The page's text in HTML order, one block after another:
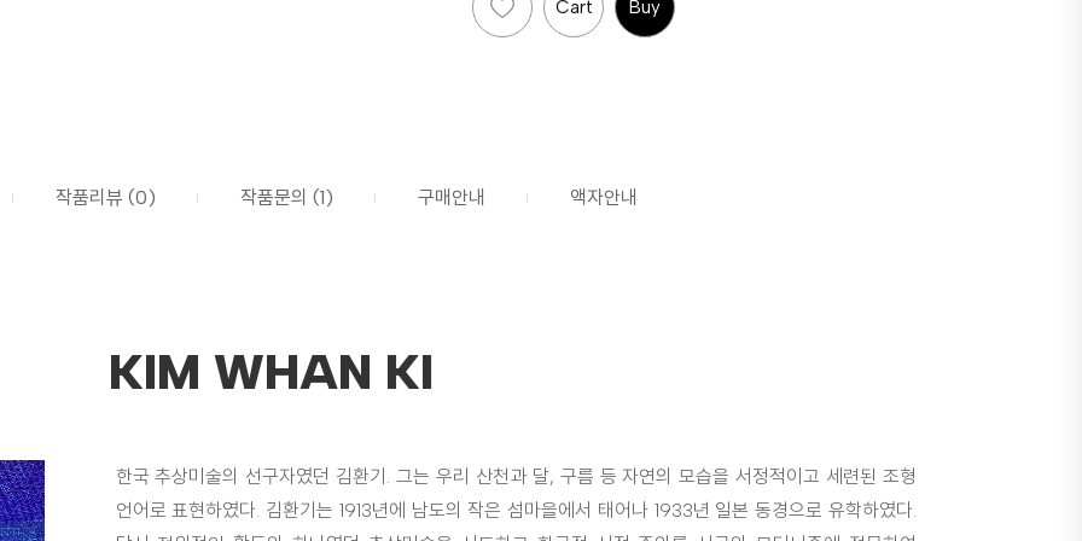
Cart Buy
작품리뷰 (0) 작품문의 (1) 구매안내 액자안내
KIM WHAN KI
한국 추상미술의 선구자였던 김환기. 그는 우리 산천과 달, 구름 등 자연의 모습을 서정적이고 세련된 조형
언어로 표현하였다. 김환기는 1913년에 남도의 작은 섬마을에서 태어나 1933년 일본 동경으로 유학하였다.